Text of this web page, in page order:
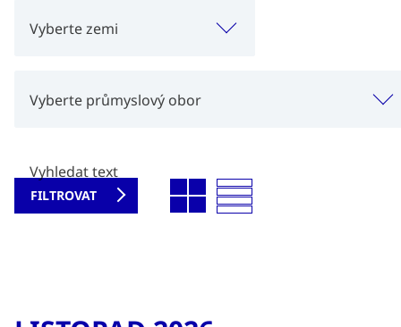
Vyberte zemi
Vyberte průmyslový obor
Vyhledat text